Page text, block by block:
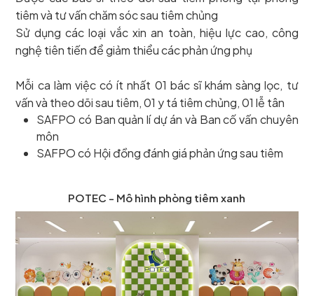
tiêm và tư vấn chăm sóc sau tiêm chủng
Sử dụng các loại vắc xin an toàn, hiệu lực cao, công
nghệ tiên tiến để giảm thiểu các phản ứng phụ
Mỗi ca làm việc có ít nhất 01 bác sĩ khám sàng lọc, tư
vấn và theo dõi sau tiêm, 01 y tá tiêm chủng, 01 lễ tân
SAFPO có Ban quản lí dự án và Ban cố vấn chuyên
môn
SAFPO có Hội đồng đánh giá phản ứng sau tiêm
POTEC - Mô hình phòng tiêm xanh